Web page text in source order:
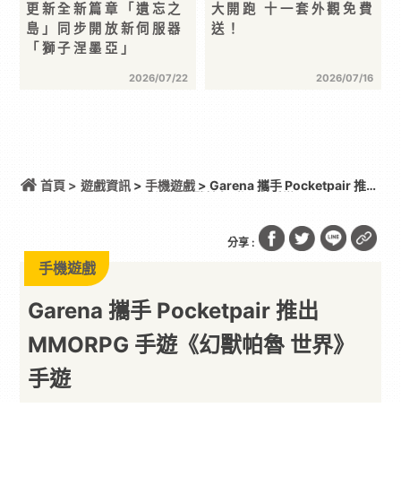
更新全新篇章「遺忘之
島」同步開放新伺服器
「獅子涅墨亞」
2026/07/22
大開跑 十一套外觀免費
送！
2026/07/16
首頁 > 遊戲資訊> 手機遊戲> Garena 攜手 Pocketpair 推出
分享 :
手機遊戲
Garena 攜手 Pocketpair 推出
MMORPG 手遊《幻獸帕魯 世界》
手遊